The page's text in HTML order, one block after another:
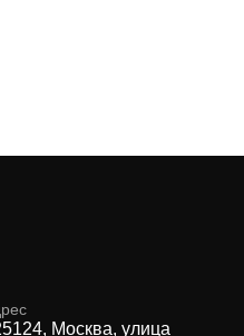
Москва, улица